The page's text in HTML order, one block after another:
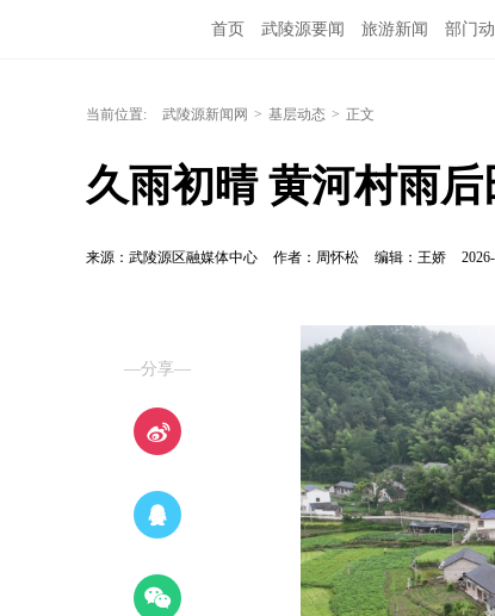
首页 武陵源要闻 旅游新闻 部门
当前位置: 武陵源新闻网 > 基层动态 > 正文
久雨初晴 黄河村雨
来源：武陵源区融媒体中心 作者：周怀松 编辑：王娇
—分享—